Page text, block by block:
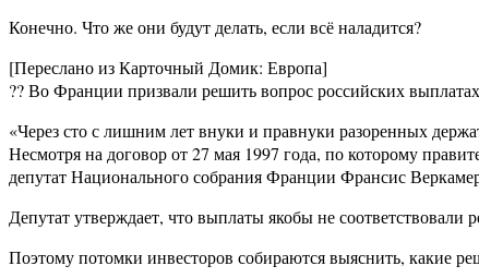
Конечно. Что же они будут делать, если всё наладится?
[Переслано из Карточный Домик: Европа]
?? Во Франции призвали решить вопрос российских
«Через сто с лишним лет внуки и правнуки разоренных
Несмотря на договор от 27 мая 1997 года, по которому
депутат Национального собрания Франции Франсис
Депутат утверждает, что выплаты якобы не
Поэтому потомки инвесторов собираются выяснить, какие